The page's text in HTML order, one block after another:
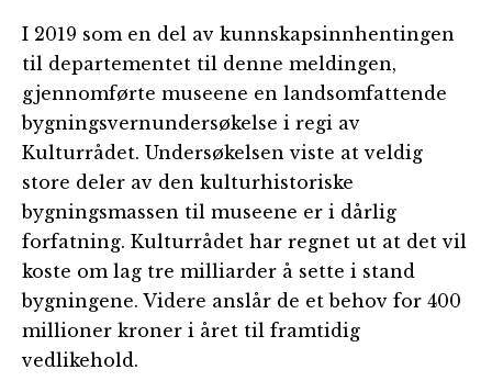
I 2019 som en del av kunnskapsinnhentingen
til departementet til denne meldingen,
gjennomførte museene en landsomfattende
bygningsvernundersøkelse i regi av
Kulturrådet. Undersøkelsen viste at veldig
store deler av den kulturhistoriske
bygningsmassen til museene er i dårlig
forfatning. Kulturrådet har regnet ut at det vil
koste om lag tre milliarder å sette i stand
bygningene. Videre anslår de et behov for 400
millioner kroner i året til framtidig
vedlikehold.